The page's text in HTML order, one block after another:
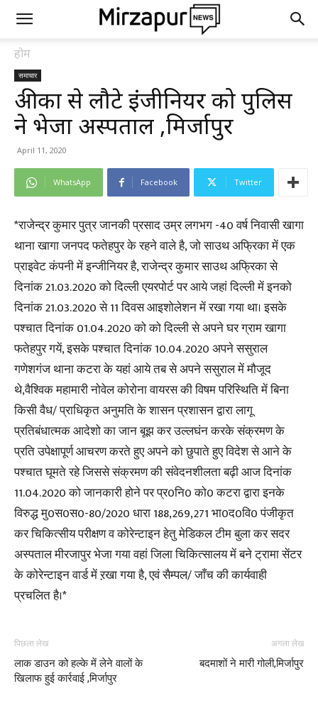
होम
समाचार
अफ्रीका से लौटे इंजीनियर को पुलिस
ने भेजा अस्पताल ,मिर्जापुर
April 11, 2020
WhatsApp Facebook Twitter
*राजेन्द्र कुमार पुत्र जानकी प्रसाद उम्र लगभग -40 वर्ष निवासी खागा
थाना खागा जनपद फतेहपुर के रहने वाले है, जो साउथ अफ्रिका में एक
प्राइवेट कंपनी में इन्जीनियर है, राजेन्द्र कुमार साउथ अफ्रिका से
दिनांक 21.03.2020 को दिल्ली एयरपोर्ट पर आये जहां दिल्ली में इनको
दिनांक 21.03.2020 से 11 दिवस आइशोलेशन में रखा गया था। इसके
पश्चात दिनांक 01.04.2020 को को दिल्ली से अपने घर ग्राम खागा
फतेहपुर गयें, इसके पश्चात दिनांक 10.04.2020 अपने ससुराल
गणेशगंज थाना कटरा के यहां आये तब से अपने ससुराल में मौजूद
थे,वैश्विक महामारी नोवेल कोरोना वायरस की विषम परिस्थिति में बिना
किसी वैध/ प्राधिकृत अनुमति के शासन प्रशासन द्वारा लागू
प्रतिबंधात्मक आदेशो का जान बूझ कर उल्लघंन करके संक्रमण के
प्रति उपेक्षापूर्ण आचरण करते हुए अपने को छुपाते हुए विदेश से आने के
पश्चात घूमते रहे जिससे संक्रमण की संवेदनशीलता बढ़ी आज दिनांक
11.04.2020 को जानकारी होने पर प्र0नि0 को0 कटरा द्वारा इनके
विरुद्ध मु0स0स0-80/2020 धारा 188,269,271 भा0द0वि0 पंजीकृत
कर चिकित्सीय परीक्षण व कोरेन्टाइन हेतु मेडिकल टीम बुला कर सदर
अस्पताल मीरजापुर भेजा गया वहां जिला चिकित्सालय में बने ट्रामा सेंटर
के कोरेन्टाइन वार्ड में ऱखा गया है, एवं सैम्पल/ जाँच की कार्यवाही
प्रचलित है।*
पिछला लेख
लाक डाउन को हल्के में लेने वालों के
खिलाफ हुई कार्रवाई ,मिर्जापुर
अगला लेख
बदमाशों ने मारी गोली,मिर्जापुर